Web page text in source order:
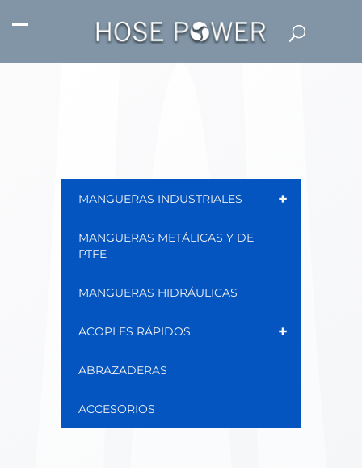
+
MANGUERAS INDUSTRIALES
MANGUERAS METÁLICAS Y DE
PTFE
MANGUERAS HIDRÁULICAS
+
ACOPLES RÁPIDOS
ABRAZADERAS
ACCESORIOS